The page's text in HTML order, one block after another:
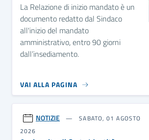
La Relazione di inizio mandato è un
documento redatto dal Sindaco
all'inizio del mandato
amministrativo, entro 90 giorni
dall’insediamento.
VAI ALLA PAGINA
NOTIZIE
SABATO, 01 AGOSTO
2026